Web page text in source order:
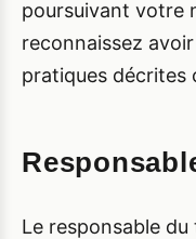
poursuivant votre
reconnaissez
pratiques décrites
Le responsable